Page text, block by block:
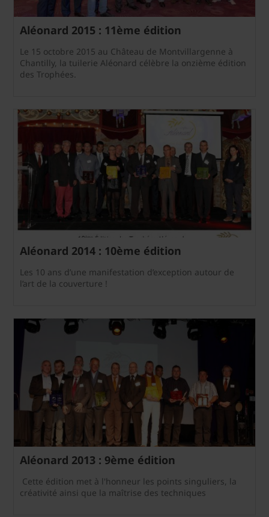
Aléonard 2015 : 11ème édition
Le 15 octobre 2015 au Château de Montvillargenne à
Chantilly, la tuilerie Aléonard célèbre la onzième édition
des Trophées.
Aléonard 2014 : 10ème édition
Les 10 ans d’une manifestation d’exception autour de
l’art de la couverture !
Aléonard 2013 : 9ème édition
Cette édition met à l'honneur les points singuliers, la
créativité ainsi que la maîtrise des techniques